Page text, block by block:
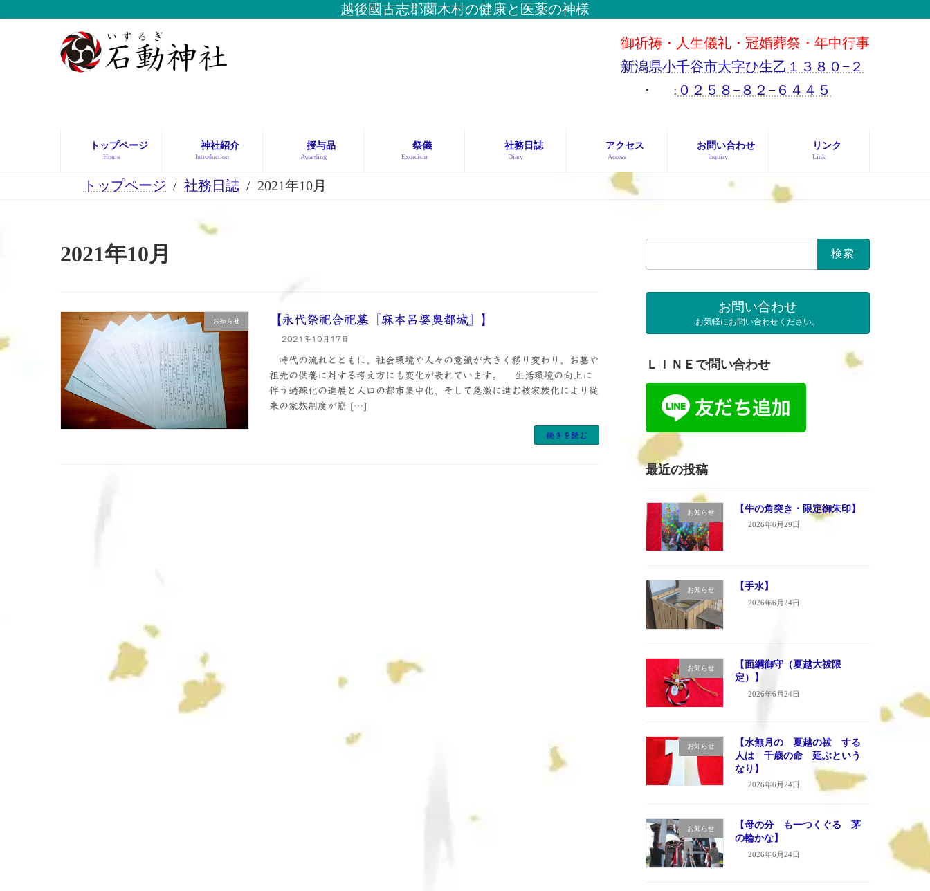
越後國古志郡蘭木村の健康と医薬の神様
御祈祷・人生儀礼・冠婚葬祭・年中行事
新潟県小千谷市大字ひ生乙１３８０−２
･
: ０２５８−８２−６４４５
トップページ
Home
神社紹介
Introduction
授与品
Awarding
祭儀
Exorcism
社務日誌
Diary
アクセス
Access
お問い合わせ
Inquiry
リンク
Link
トップページ 社務日誌 2021年10月
2021年10月
お知らせ 【永代祭祀合祀墓『麻本呂婆奥都城』】
2021年10月17日
時代の流れとともに、社会環境や人々の意識が大きく移り変わり、お墓や
祖先の供養に対する考え方にも変化が表れています。 生活環境の向上に
伴う過疎化の進展と人口の都市集中化、そして急激に進む核家族化により従
来の家族制度が崩 […]
続きを読む
索:
お問い合わせ
お気軽にお問い合わせください。
ＬＩＮＥで問い合わせ
最近の投稿
お知らせ 【牛の角突き・限定御朱印】
2026年6月29日
お知らせ 【手水】
2026年6月24日
お知らせ
【面綱御守（夏越大祓限
定）】
2026年6月24日
お知らせ
【水無月の 夏越の祓 する
人は 千歳の命 延ぶという
なり】
2026年6月24日
お知らせ
【母の分 も一つくぐる 茅
の輪かな】
2026年6月24日